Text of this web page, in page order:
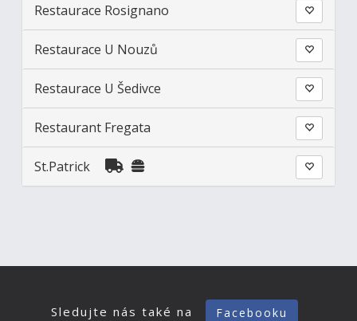
Restaurace Rosignano
Restaurace U Nouzů
Restaurace U Šedivce
Restaurant Fregata
St.Patrick
Sledujte nás také na Facebooku